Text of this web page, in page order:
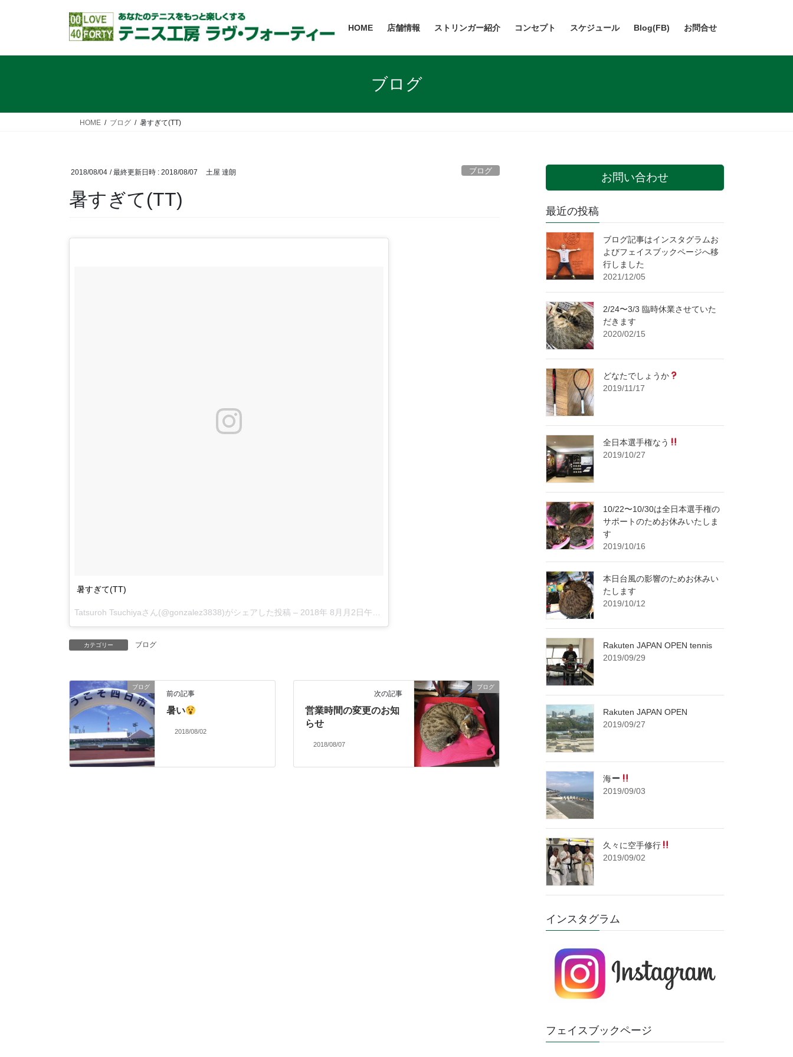
HOME 店舗情報 ストリンガー紹介 コンセプト スケジュール Blog(FB) お問合せ
ブログ
HOME ブログ 暑すぎて(TT)
2018/08/04 / 最終更新日時 : 2018/08/07 土屋 達朗 ブログ
暑すぎて(TT)
暑すぎて(TT)
Tatsuroh Tsuchiyaさん(@gonzalez3838)がシェアした投稿 – 2018年 8月月2日午後8時13分PDT
カテゴリー ブログ
ブログ
前の記事
暑い
2018/08/02
ブログ
次の記事
営業時間の変更のお知
らせ
2018/08/07
お問い合わせ
最近の投稿
ブログ記事はインスタグラムお
よびフェイスブックページへ移
行しました
2021/12/05
2/24〜3/3 臨時休業させていた
だきます
2020/02/15
どなたでしょうか
2019/11/17
全日本選手権なう
2019/10/27
10/22〜10/30は全日本選手権の
サポートのためお休みいたしま
す
2019/10/16
本日台風の影響のためお休みい
たします
2019/10/12
Rakuten JAPAN OPEN tennis
2019/09/29
Rakuten JAPAN OPEN
2019/09/27
海
2019/09/03
久々に空手修行
2019/09/02
インスタグラム
フェイスブックページ